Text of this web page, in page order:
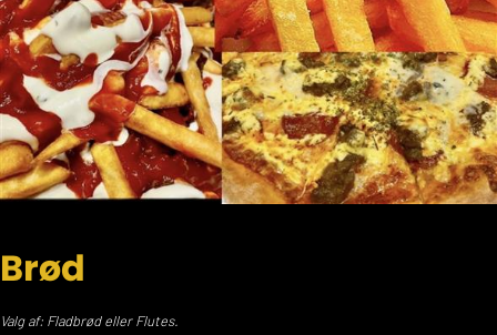
Brød
Valg af: Fladbrød eller Flutes.